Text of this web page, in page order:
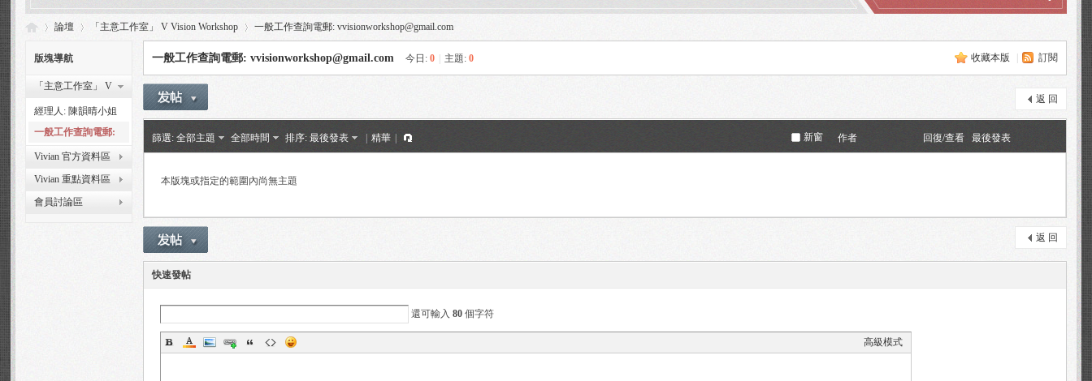
論壇 「主意工作室」 V Vision Workshop 一般工作查詢電郵: vvisionworkshop@gmail.com
版塊導航
「主意工作室」 V
Vision Workshop
經理人: 陳韻晴小姐
Ms. Lorraine Chan 微
信帳號: chan-lorraine
一般工作查詢電郵:
vvisionworkshop@g
mail.com
Vivian 官方資料區
Vivian 重點資料區
會員討論區
收藏本版 訂閱
一般工作查詢電郵: vvisionworkshop@gmail.com 今日:0 主題:0
返 回
新窗
篩選:全部主題 全部時間 排序:最後發表 精華 作者 回復/查看 最後發表
本版塊或指定的範圍內尚無主題
返 回
快速發帖
還可輸入80 個字符
高級模式